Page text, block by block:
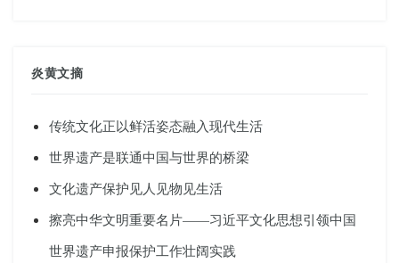
炎黄文摘
传统文化正以鲜活姿态融入现代生活
世界遗产是联通中国与世界的桥梁
文化遗产保护见人见物见生活
擦亮中华文明重要名片——习近平文化思想引领中国
世界遗产申报保护工作壮阔实践